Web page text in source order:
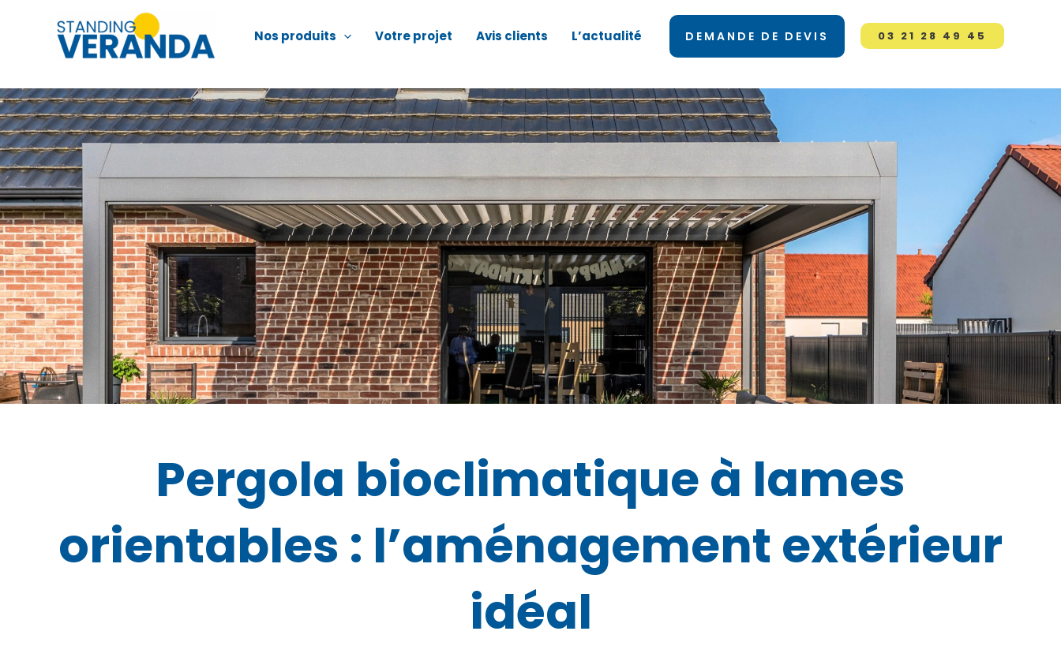
Nos produits Votre projet Avis clients L’actualité DEMANDE DE DEVIS 03 21 28 49 45
Pergola bioclimatique à lames
orientables : l’aménagement extérieur
idéal